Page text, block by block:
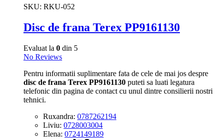
SKU: RKU-052
Disc de frana Terex PP9161130
Evaluat la 0 din 5
No Reviews
Pentru informatii suplimentare fata de cele de mai jos despre
disc de frana Terex PP9161130 puteti sa luati legatura
telefonic din pagina de contact cu unul dintre consilierii nostri
tehnici.
Ruxandra: 0787262194
Liviu: 0728003004
Elena: 0724149189